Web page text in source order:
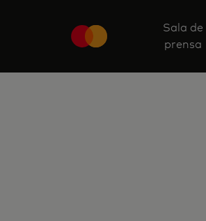
Sala de
prensa